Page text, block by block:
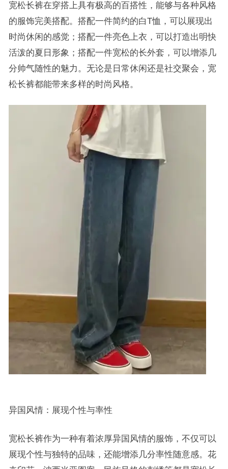
宽松长裤在穿搭上具有极高的百搭性，能够与各种风格
的服饰完美搭配。搭配一件简约的白T恤，可以展现出
时尚休闲的感觉；搭配一件亮色上衣，可以打造出明快
活泼的夏日形象；搭配一件宽松的长外套，可以增添几
分帅气随性的魅力。无论是日常休闲还是社交聚会，宽
松长裤都能带来多样的时尚风格。
异国风情：展现个性与率性
宽松长裤作为一种有着浓厚异国风情的服饰，不仅可以
展现个性与独特的品味，还能增添几分率性随意感。花